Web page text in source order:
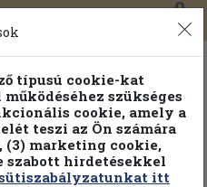
0
típusú cookie-kat
szükséges
cookie, amely a
teszi az Ön számára
(3) marketing cookie,
szabott hirdetésekkel
itt